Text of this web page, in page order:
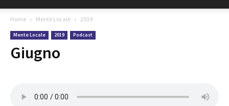
Home Mente Locale 2019
Mente Locale 2019 Podcast
Giugno